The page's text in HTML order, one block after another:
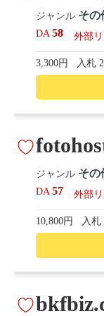
ジャンル その
DA58 外部
3,300円 入札
ジャンル その
DA57 外部
10,800円 入札